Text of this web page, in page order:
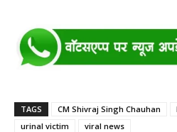
TAGS CM Shivraj Singh Chauhan
urinal victim
viral news